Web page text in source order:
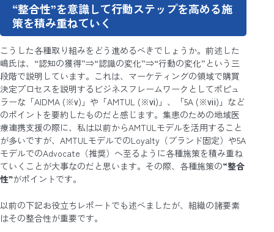
“整合性”を意識して行動ステップを高める施
策を積み重ねていく
こうした各種取り組みをどう進めるべきでしょうか。前述した
嶋氏は、“認知の獲得”⇒“認識の変化”⇒“行動の変化”という三
段階で説明しています。これは、マーケティングの領域で購買
決定プロセスを説明するビジネスフレームワークとしてポピュ
ラーな「AIDMA (※ⅴ)」や「AMTUL (※ⅵ)」、「5A (※ⅶ)」など
のポイントを要約したものだと感じます。集患のための地域医
療連携支援の際に、私は以前からAMTULモデルを活用すること
が多いですが、AMTULモデルでのLoyalty（ブランド固定）や5A
モデルでのAdvocate（推奨）へ至るように各種施策を積み重ね
ていくことが大事なのだと思います。その際、各種施策の“整合
性”がポイントです。
以前の下記お役立ちレポートでも述べましたが、組織の諸要素
はその整合性が重要です。